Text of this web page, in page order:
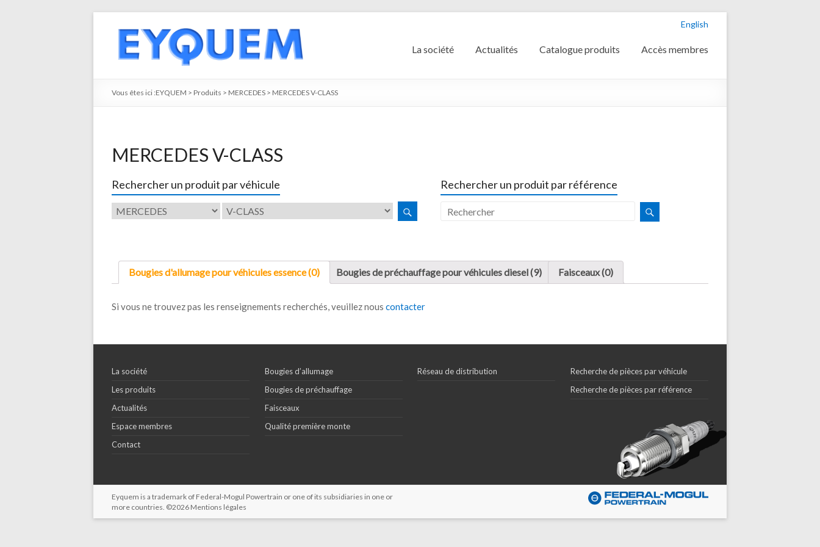
English
La société Actualités Catalogue produits Accès membres
Vous êtes ici :EYQUEM > Produits > MERCEDES > MERCEDES V-CLASS
MERCEDES V-CLASS
Rechercher un produit par véhicule Rechercher un produit par référence
Bougies d'allumage pour véhicules essence (0) Bougies de préchauffage pour véhicules diesel (9) Faisceaux (0)
Si vous ne trouvez pas les renseignements recherchés, veuillez nous contacter
La société
Les produits
Actualités
Espace membres
Contact
Bougies d’allumage
Bougies de préchauffage
Faisceaux
Qualité première monte
Réseau de distribution
Recherche de pièces par véhicule
Recherche de pièces par référence
Eyquem is a trademark of Federal-Mogul Powertrain or one of its subsidiaries in one or
more countries. ©2026 Mentions légales